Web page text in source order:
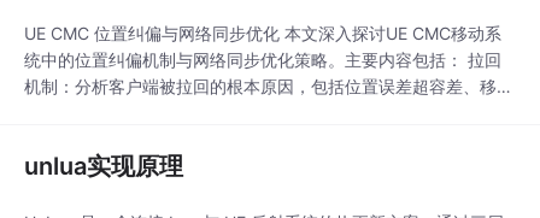
UE CMC 位置纠偏与网络同步优化 本文深入探讨UE CMC移动系
统中的位置纠偏机制与网络同步优化策略。主要内容包括： 拉回
机制：分析客户端被拉回的根本原因，包括位置误差超容差、移动
务逻辑未纳入预测四类原因，并提出相应解决方案。 小偏差处
unlua实现原理